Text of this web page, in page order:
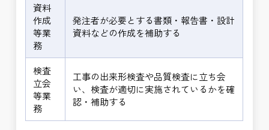
資料
作成
等業
務
発注者が必要とする書類・報告書・設計
資料などの作成を補助する
検査
立会
等業
務
工事の出来形検査や品質検査に立ち会
い、検査が適切に実施されているかを確
認・補助する